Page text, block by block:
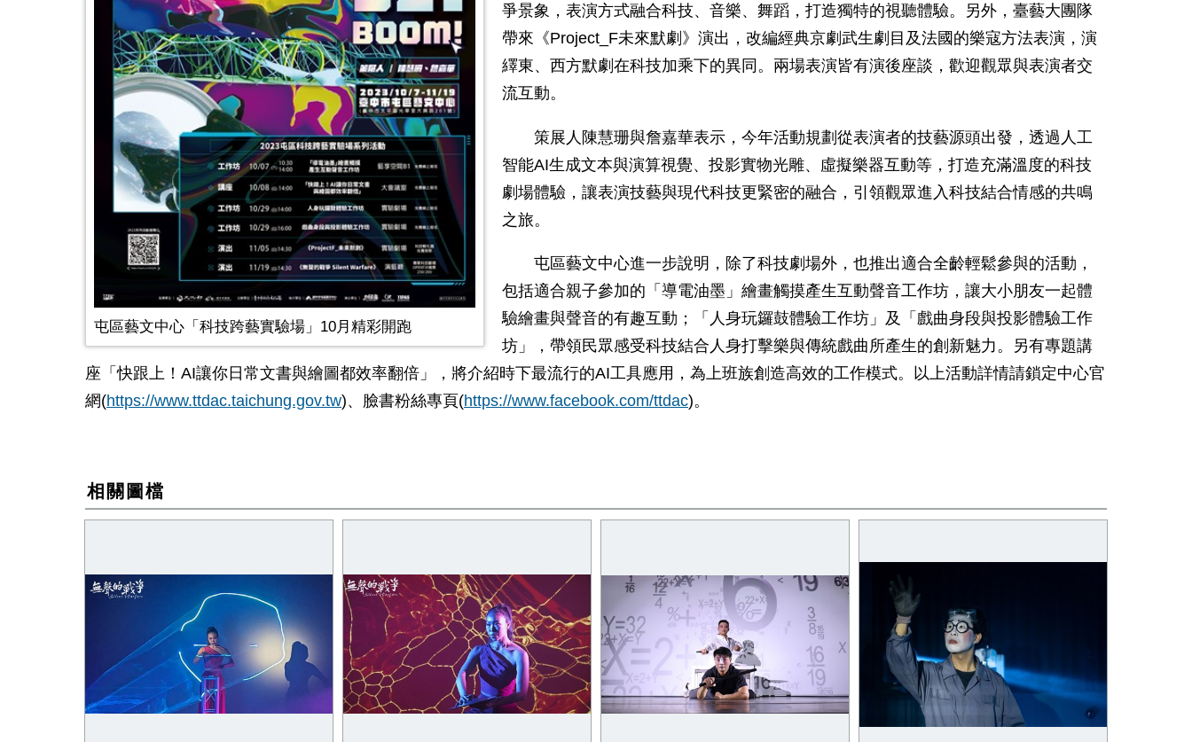
屯區藝文中心「科技跨藝實驗場」10月精彩開跑
爭景象，表演方式融合科技、音樂、舞蹈，打造獨特的視聽體驗。另外，臺藝大團隊
帶來《Project_F未來默劇》演出，改編經典京劇武生劇目及法國的樂寇方法表演，演
繹東、西方默劇在科技加乘下的異同。兩場表演皆有演後座談，歡迎觀眾與表演者交
流互動。
策展人陳慧珊與詹嘉華表示，今年活動規劃從表演者的技藝源頭出發，透過人工
智能AI生成文本與演算視覺、投影實物光雕、虛擬樂器互動等，打造充滿溫度的科技
劇場體驗，讓表演技藝與現代科技更緊密的融合，引領觀眾進入科技結合情感的共鳴
之旅。
屯區藝文中心進一步說明，除了科技劇場外，也推出適合全齡輕鬆參與的活動，
包括適合親子參加的「導電油墨」繪畫觸摸產生互動聲音工作坊，讓大小朋友一起體
驗繪畫與聲音的有趣互動；「人身玩鑼鼓體驗工作坊」及「戲曲身段與投影體驗工作
坊」，帶領民眾感受科技結合人身打擊樂與傳統戲曲所產生的創新魅力。另有專題講
座「快跟上！ AI讓你日常文書與繪圖都效率翻倍」，將介紹時下最流行的AI工具應用，為上班族創造高效的工作模式。以上活動詳情請鎖定中心官
網(https://www.ttdac.taichung.gov.tw)、臉書粉絲專頁(https://www.facebook.com/ttdac)。
相關圖檔